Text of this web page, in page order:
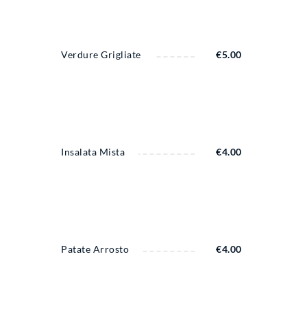
Verdure Grigliate €5.00
Insalata Mista €4.00
Patate Arrosto €4.00